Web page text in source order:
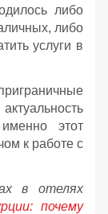
либо
либо
услуги в
этот
к работе с
в отелях
почему